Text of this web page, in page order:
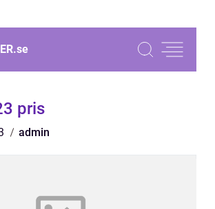
se
pris
admin